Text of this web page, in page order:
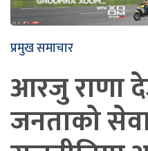
प्रमुख समाचार
आरजु राणा
जनताको